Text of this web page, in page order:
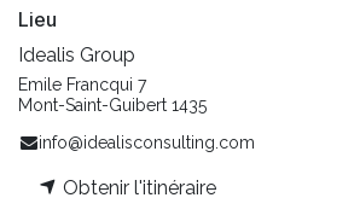
Lieu
Idealis Group
Emile Francqui 7
Mont-Saint-Guibert 1435
info@idealisconsulting.com
Obtenir l'itinéraire